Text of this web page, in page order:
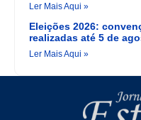
Ler Mais Aqui »
Eleições 2026:
realizadas até 5 de
Ler Mais Aqui »